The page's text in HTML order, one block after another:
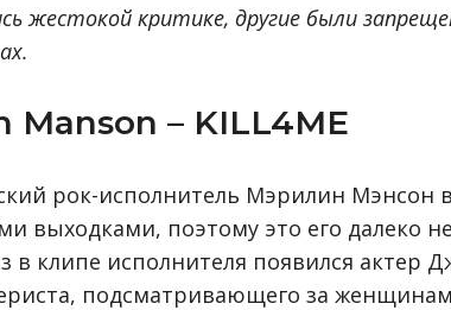
жестокой критике, другие были
Manson – KILL4ME
рок-исполнитель Мэрилин Мэнсон
выходками, поэтому это его далеко
в клипе исполнителя появился
подсматривающего за